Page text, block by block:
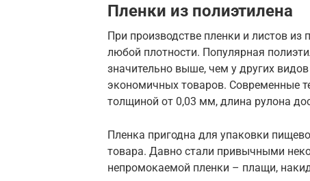
Пленки из полиэтилена
При производстве пленки и листов
любой плотности. Популярная
значительно выше, чем у других
экономичных товаров. Современные
толщиной от 0,03 мм, длина рулона
Пленка пригодна для упаковки
товара. Давно стали привычными
непромокаемой пленки – плащи,